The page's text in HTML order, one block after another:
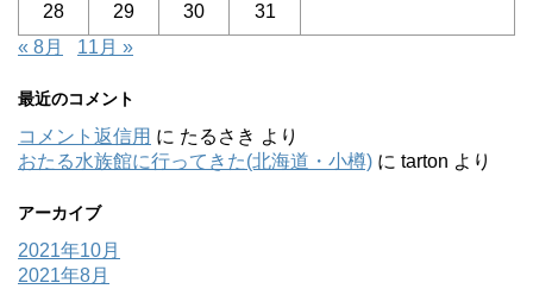
28 29 30
31
« 8月
11月 »
最近のコメント
コメント返信用 に たるさき より
おたる水族館に行ってきた(北海道・小樽) に tarton より
アーカイブ
2021年10月
2021年8月